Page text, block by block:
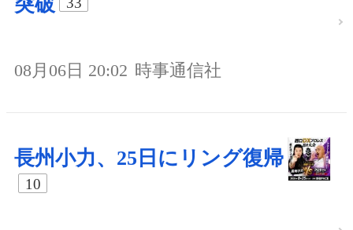
08月06日 20:02 時事通信社
長州小力、25日にリング復帰
10